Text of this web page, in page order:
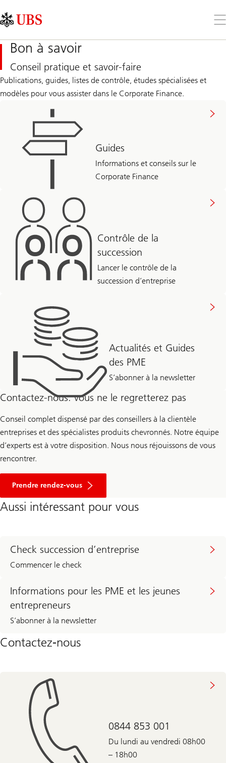
Links
Area
le
Bon à savoir
Conseil pratique et savoir-faire
Publications, guides, listes de contrôle, études spécialisées et
modèles pour vous assister dans le Corporate Finance.
Guides
Informations et conseils sur le
Corporate Finance
Contrôle de la
succession
Lancer le contrôle de la
succession d’entreprise
Actualités et Guides
des PME
S’abonner à la newsletter
Contactez-nous: vous ne le regretterez pas
Conseil complet dispensé par des conseillers à la clientèle
entreprises et des spécialistes produits chevronnés. Notre équipe
d’experts est à votre disposition. Nous nous réjouissons de vous
rencontrer.
Prendre rendez-vous
Aussi intéressant pour vous
Check succession d’entreprise
Commencer le check
Informations pour les PME et les jeunes
entrepreneurs
S’abonner à la newsletter
Contactez-nous
0844 853 001
Du lundi au vendredi 08h00
– 18h00